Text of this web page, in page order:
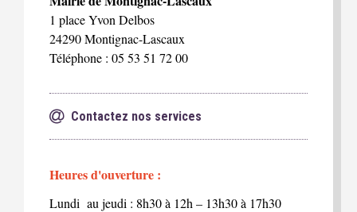
1 place Yvon Delbos
24290 Montignac-Lascaux
Téléphone : 05 53 51 72 00
Contactez nos services
Heures d'ouverture :
Lundi au jeudi : 8h30 à 12h – 13h30 à 17h30